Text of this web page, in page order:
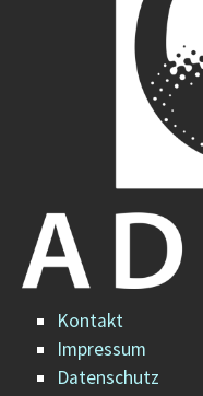
Kontakt
Impressum
Datenschutz